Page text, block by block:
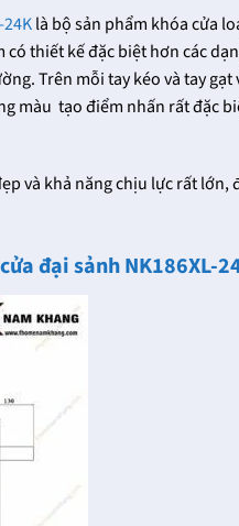
là bộ sản phẩm khóa cửa
có thiết kế đặc biệt hơn các
Trên mỗi tay kéo và tay
màu tạo điểm nhấn rất đặc
và khả năng chịu lực rất
đại sảnh NK186XL-